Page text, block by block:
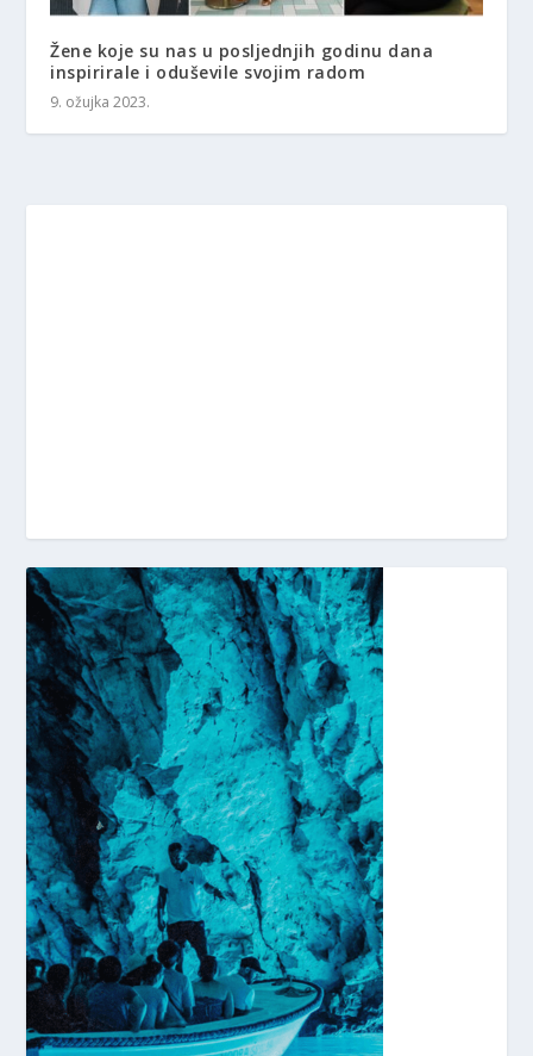
Žene koje su nas u posljednjih godinu dana
inspirirale i oduševile svojim radom
9. ožujka 2023.